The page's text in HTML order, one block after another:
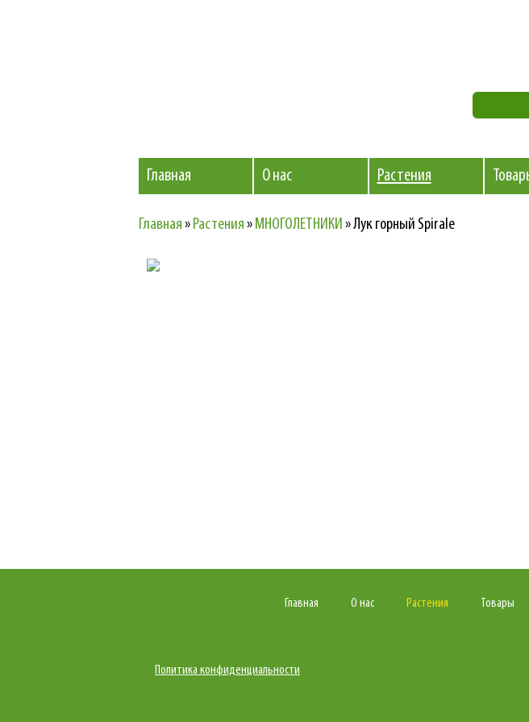
Главная О нас Растения
Главная» Растения» МНОГОЛЕТНИКИ »Лук горный Spirale
Главная О нас Растения Товары
Политика конфиденциальности